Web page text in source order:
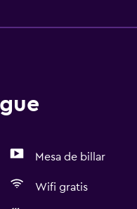
Mesa de billar
Wifi gratis